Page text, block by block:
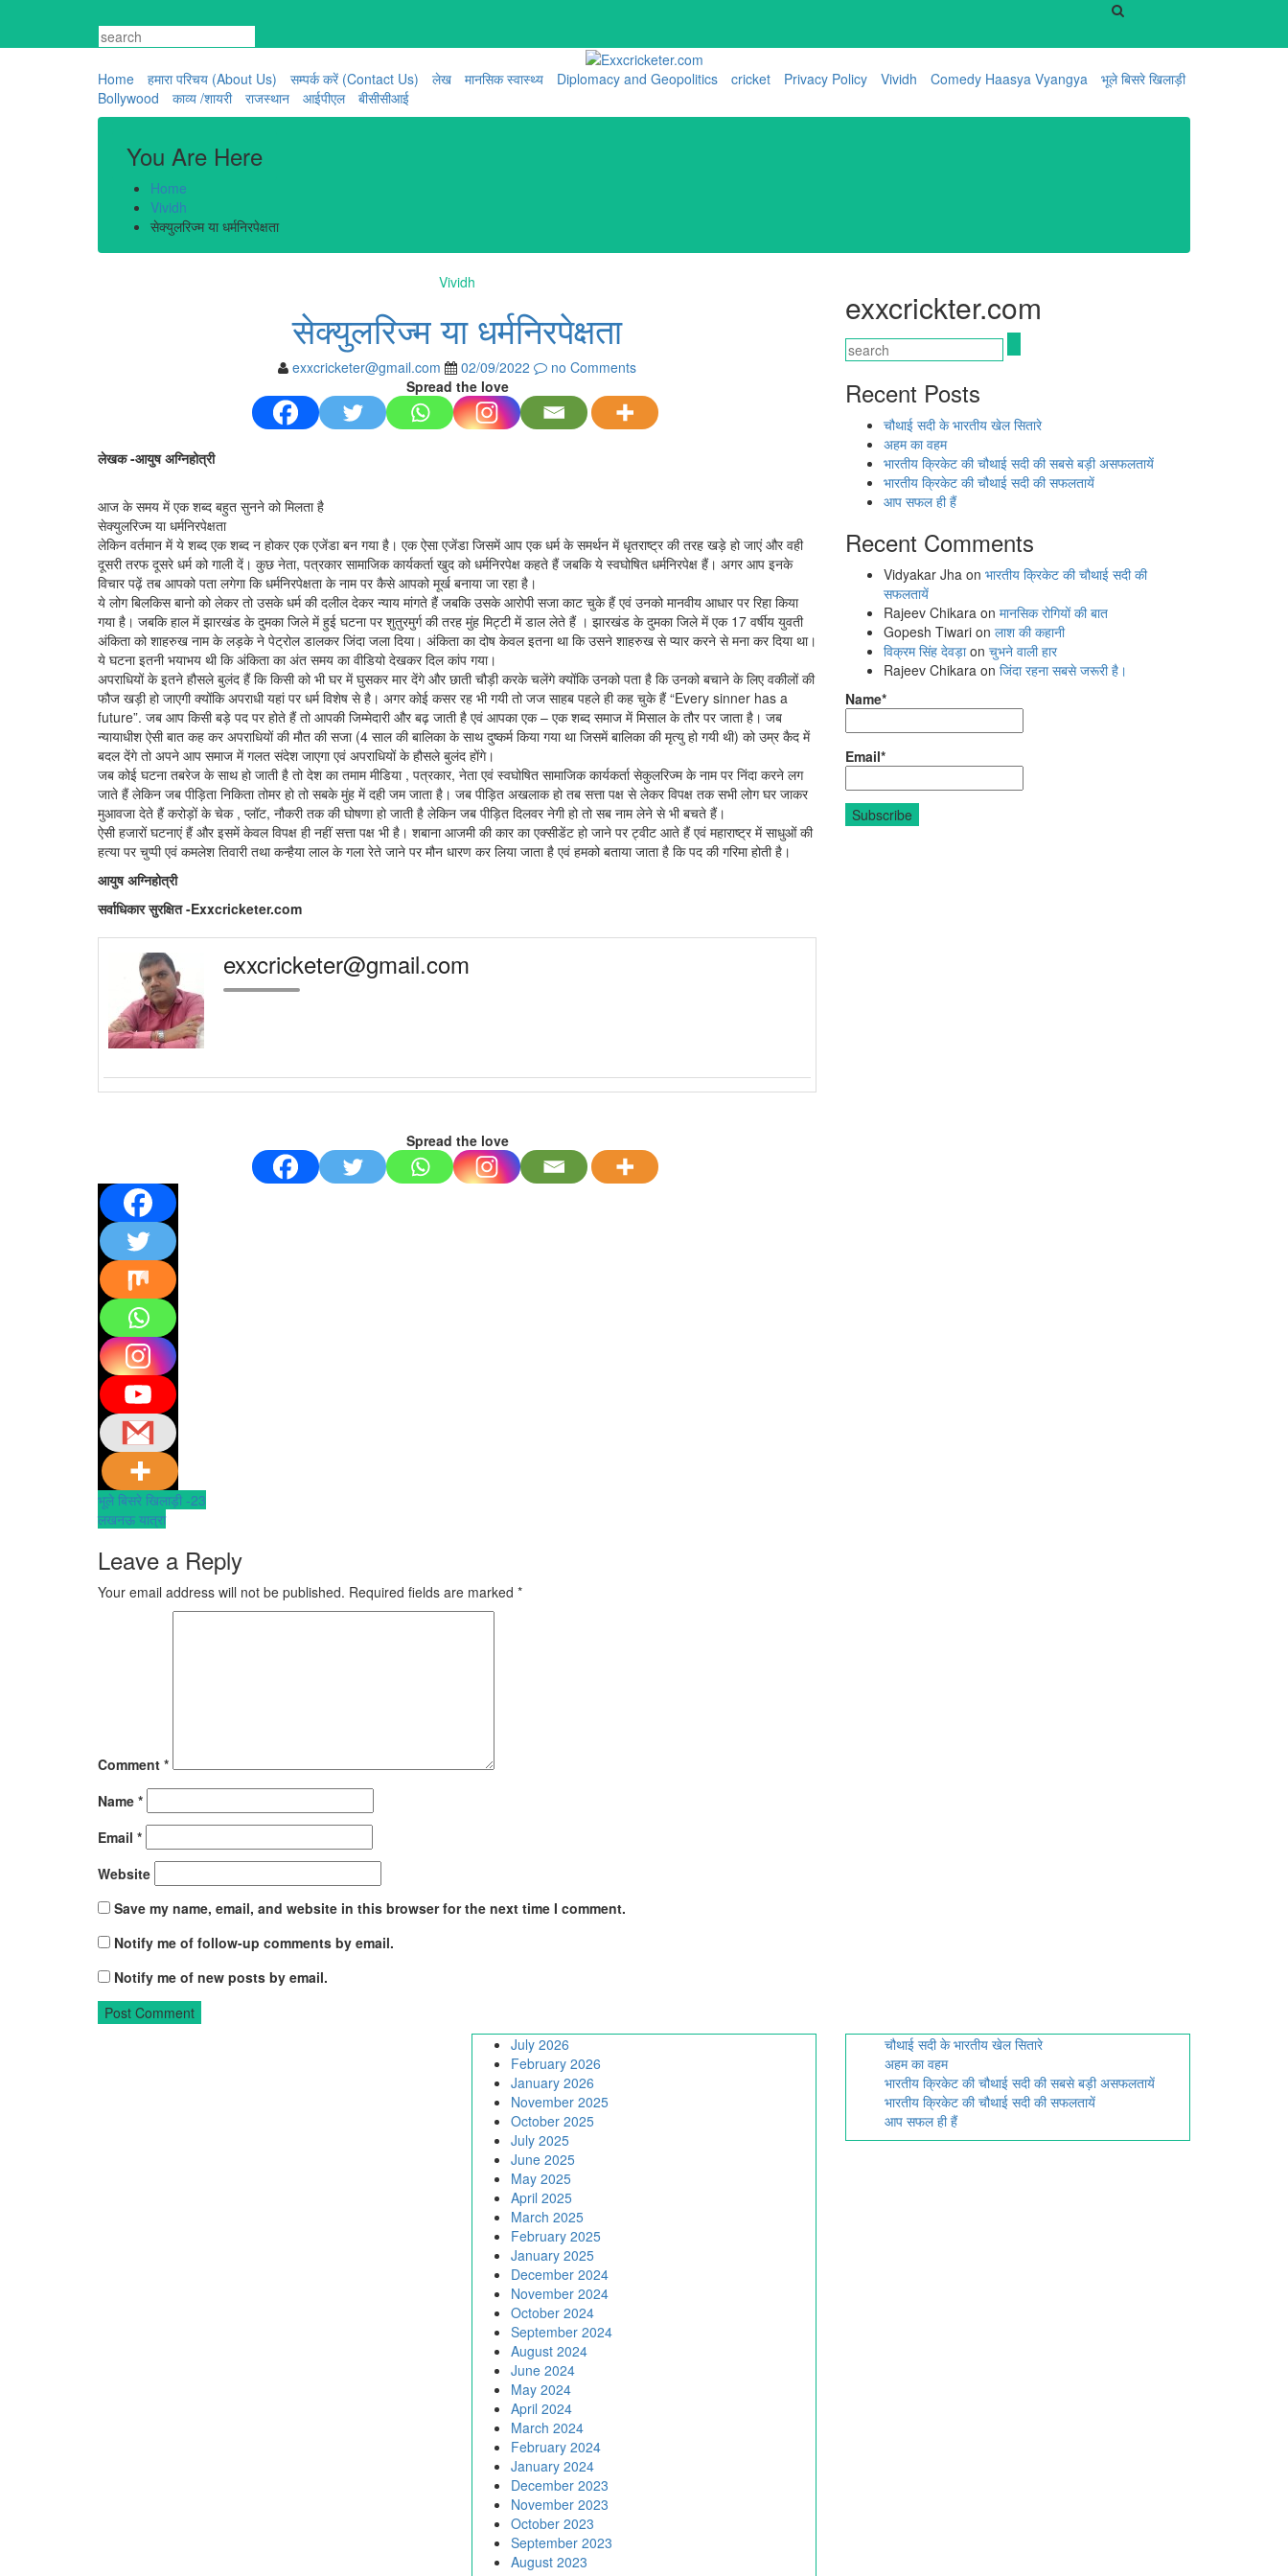
content
Home
हमारा परिचय (About Us) सम्पर्क करें (Contact Us) लेख मानसिक स्वास्थ्य Diplomacy and Geopolitics cricket Privacy Policy Vividh Comedy Haasya Vyangya
भूले बिसरे खिलाड़ी
Bollywood
काव्य /शायरी राजस्थान आईपीएल बीसीसीआई
You Are Here
Home
Vividh
सेक्युलरिज्म या धर्मनिरपेक्षता
Vividh
सेक्युलरिज्म या धर्मनिरपेक्षता
exxcricketer@gmail.com 02/09/2022
no Comments
Spread the love
लेखक -आयुष अग्निहोत्री
आज के समय में एक शब्द बहुत सुनने को मिलता है
सेक्युलरिज्म या धर्मनिरपेक्षता
लेकिन वर्तमान में ये शब्द एक शब्द न होकर एक एजेंडा बन गया है। एक ऐसा एजेंडा जिसमें आप एक धर्म के समर्थन में धृतराष्ट्र की तरह खड़े हो जाएं और वही
दूसरी तरफ दूसरे धर्म को गाली दें। कुछ नेता, पत्रकार सामाजिक कार्यकर्ता खुद को धर्मनिरपेक्ष कहते हैं जबकि ये स्वघोषित धर्मनिरपेक्ष हैं। अगर आप इनके
विचार पढ़ें तब आपको पता लगेगा कि धर्मनिरपेक्षता के नाम पर कैसे आपको मूर्ख बनाया जा रहा है।
ये लोग बिलकिस बानो को लेकर तो उसके धर्म की दलील देकर न्याय मांगते हैं जबकि उसके आरोपी सजा काट चुके हैं एवं उनको मानवीय आधार पर रिहा किया
गया है। जबकि हाल में झारखंड के दुमका जिले में हुई घटना पर शुतुरमुर्ग की तरह मुंह मिट्टी में डाल लेते हैं । झारखंड के दुमका जिले में एक 17 वर्षीय युवती
अंकिता को शाहरुख नाम के लड़के ने पेट्रोल डालकर जिंदा जला दिया। अंकिता का दोष केवल इतना था कि उसने शाहरुख से प्यार करने से मना कर दिया था।
ये घटना इतनी भयाभय थी कि अंकिता का अंत समय का वीडियो देखकर दिल कांप गया।
अपराधियों के इतने हौसले बुलंद हैं कि किसी को भी घर में घुसकर मार देंगे और छाती चौड़ी करके चलेंगे क्योंकि उनको पता है कि उनको बचाने के लिए वकीलों की
फौज खड़ी हो जाएगी क्योंकि अपराधी यहां पर धर्म विशेष से है। अगर कोई कसर रह भी गयी तो जज साहब पहले ही कह चुके हैं “Every sinner has a
future”. जब आप किसी बड़े पद पर होते हैं तो आपकी जिम्मेदारी और बढ़ जाती है एवं आपका एक – एक शब्द समाज में मिसाल के तौर पर जाता है। जब
न्यायाधीश ऐसी बात कह कर अपराधियों की मौत की सजा (4 साल की बालिका के साथ दुष्कर्म किया गया था जिसमें बालिका की मृत्यु हो गयी थी) को उम्र कैद में
बदल देंगे तो अपने आप समाज में गलत संदेश जाएगा एवं अपराधियों के हौसले बुलंद होंगे।
जब कोई घटना तबरेज के साथ हो जाती है तो देश का तमाम मीडिया , पत्रकार, नेता एवं स्वघोषित सामाजिक कार्यकर्ता सेकुलरिज्म के नाम पर निंदा करने लग
जाते हैं लेकिन जब पीड़िता निकिता तोमर हो तो सबके मुंह में दही जम जाता है। जब पीड़ित अखलाक हो तब सत्ता पक्ष से लेकर विपक्ष तक सभी लोग घर जाकर
मुआवजा देते हैं करोड़ों के चेक , प्लॉट, नौकरी तक की घोषणा हो जाती है लेकिन जब पीड़ित दिलवर नेगी हो तो सब नाम लेने से भी बचते हैं।
ऐसी हजारों घटनाएं हैं और इसमें केवल विपक्ष ही नहीं सत्ता पक्ष भी है। शबाना आजमी की कार का एक्सीडेंट हो जाने पर ट्वीट आते हैं एवं महाराष्ट्र में साधुओं की
हत्या पर चुप्पी एवं कमलेश तिवारी तथा कन्हैया लाल के गला रेते जाने पर मौन धारण कर लिया जाता है एवं हमको बताया जाता है कि पद की गरिमा होती है।
आयुष अग्निहोत्री
सर्वाधिकार सुरक्षित -Exxcricketer.com
exxcricketer@gmail.com
Spread the love
Post
navigation
भूले बिसरे खिलाड़ी -23
लखनऊ यात्रा
Leave a Reply
Your email address will not be published. Required fields are marked *
Comment *
Name *
Email *
Website
Save my name, email, and website in this browser for the next time I comment.
Notify me of follow-up comments by email.
Notify me of new posts by email.
exxcrickter.com
Recent Posts
चौथाई सदी के भारतीय खेल सितारे
अहम का वहम
भारतीय क्रिकेट की चौथाई सदी की सबसे बड़ी असफलतायें
भारतीय क्रिकेट की चौथाई सदी की सफलतायें
आप सफल ही हैं
Recent Comments
Vidyakar Jha on भारतीय क्रिकेट की चौथाई सदी की
सफलतायें
Rajeev Chikara on मानसिक रोगियों की बात
Gopesh Tiwari on लाश की कहानी
विक्रम सिंह देवड़ाon चुभने वाली हार
Rajeev Chikara on जिंदा रहना सबसे जरूरी है।
Name*
Email*
July 2026
February 2026
January 2026
November 2025
October 2025
July 2025
June 2025
May 2025
April 2025
March 2025
February 2025
January 2025
December 2024
November 2024
October 2024
September 2024
August 2024
June 2024
May 2024
April 2024
March 2024
February 2024
January 2024
December 2023
November 2023
October 2023
September 2023
August 2023
चौथाई सदी के भारतीय खेल सितारे
अहम का वहम
भारतीय क्रिकेट की चौथाई सदी की सबसे बड़ी असफलतायें
भारतीय क्रिकेट की चौथाई सदी की सफलतायें
आप सफल ही हैं